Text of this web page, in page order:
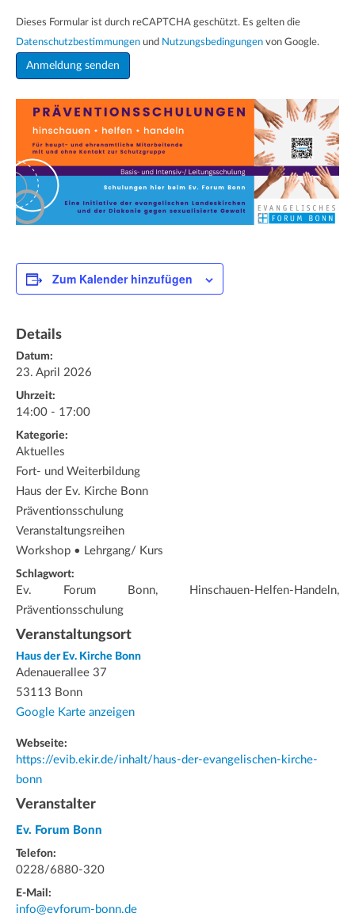
Dieses Formular ist durch reCAPTCHA geschützt. Es gelten die
Datenschutzbestimmungen und Nutzungsbedingungen von Google.
Zum Kalender hinzufügen
Details
Datum:
23. April 2026
Uhrzeit:
14:00 - 17:00
Kategorie:
Aktuelles
Fort- und Weiterbildung
Haus der Ev. Kirche Bonn
Präventionsschulung
Veranstaltungsreihen
Workshop • Lehrgang/ Kurs
Schlagwort:
Ev. Forum Bonn, Hinschauen-Helfen-Handeln,
Präventionsschulung
Veranstaltungsort
Haus der Ev. Kirche Bonn
Adenauerallee 37
53113 Bonn
Google Karte anzeigen
Webseite:
https://evib.ekir.de/inhalt/haus-der-evangelischen-kirche-
bonn
Veranstalter
Ev. Forum Bonn
Telefon:
0228/6880-320
E-Mail:
info@evforum-bonn.de